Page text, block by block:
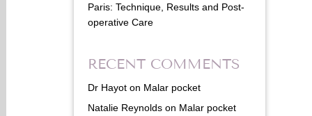
Paris: Technique, Results and Post-
operative Care
RECENT COMMENTS
Dr Hayoton Malar pocket
Natalie Reynoldson Malar pocket